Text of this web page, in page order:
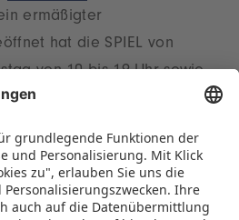
ermäßigter
hat die SPIEL von
von 10 bis 19 Uhr sowie